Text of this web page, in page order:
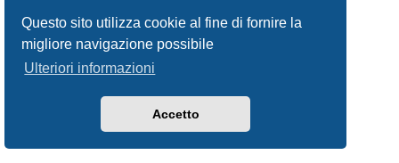
Questo sito utilizza cookie al fine di fornire la
migliore navigazione possibile
Ulteriori informazioni
Accetto